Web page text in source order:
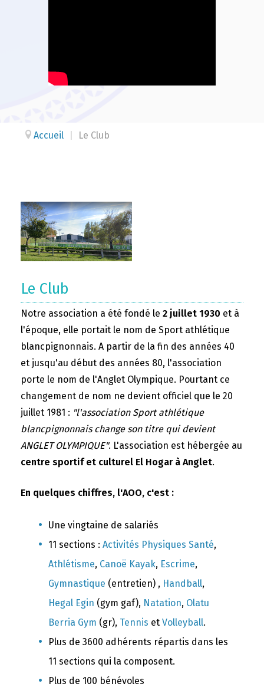
Accueil Le Club
Le Club
Notre association a été fondé le 2 juillet 1930 et à
l'époque, elle portait le nom de Sport athlétique
blancpignonnais. A partir de la fin des années 40
et jusqu'au début des années 80, l'association
porte le nom de l'Anglet Olympique. Pourtant ce
changement de nom ne devient officiel que le 20
juillet 1981 : "l'association Sport athlétique
blancpignonnais change son titre qui devient
ANGLET OLYMPIQUE". L'association est hébergée au
centre sportif et culturel El Hogar à Anglet.
En quelques chiffres, l'AOO, c'est :
Une vingtaine de salariés
11 sections : Activités Physiques Santé,
Athlétisme, Canoë Kayak, Escrime,
Gymnastique (entretien) , Handball,
Hegal Egin (gym gaf), Natation, Olatu
Berria Gym (gr), Tennis et Volleyball.
Plus de 3600 adhérents répartis dans les
11 sections qui la composent.
Plus de 100 bénévoles